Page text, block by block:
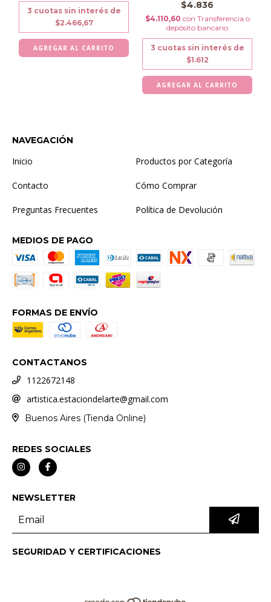
3 cuotas sin interés de
$2.466,67
$4.836
$4.110,60 con Transferencia o
depósito bancario
3 cuotas sin interés de
$1.612
NAVEGACIÓN
Inicio Productos por Categoría
Contacto Cómo Comprar
Preguntas Frecuentes Política de Devolución
MEDIOS DE PAGO
FORMAS DE ENVÍO
CONTACTANOS
1122672148
artistica.estaciondelarte@gmail.com
Buenos Aires (Tienda Online)
REDES SOCIALES
NEWSLETTER
SEGURIDAD Y CERTIFICACIONES